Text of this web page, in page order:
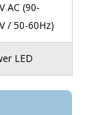
AC (90-
/ 50-60Hz)
LED